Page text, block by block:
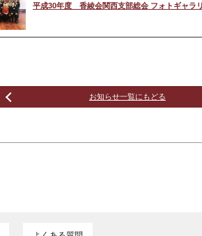
平成30年度 香綾会関西支部総会 フォトギャラ
お知らせ一覧にもどる